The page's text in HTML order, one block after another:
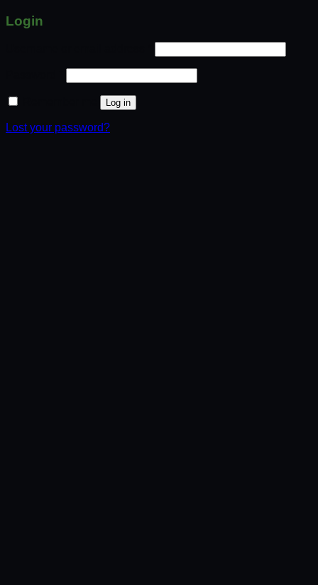
Login
Log in
Lost your password?